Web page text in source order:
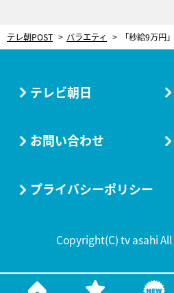
テレ朝POST バラエティ
テレビ朝日
お問い合わせ
プライバシーポリシー
Copyright(C) tv asahi